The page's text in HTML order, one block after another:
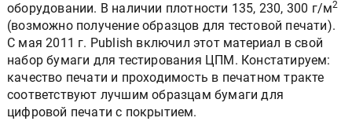
оборудовании. В наличии плотности 135, 230, 300 г/м2
(возможно получение образцов для тестовой печати).
С мая 2011 г. Publish включил этот материал в свой
набор бумаги для тестирования ЦПМ. Констатируем:
качество печати и проходимость в печатном тракте
соответствуют лучшим образцам бумаги для
цифровой печати с покрытием.